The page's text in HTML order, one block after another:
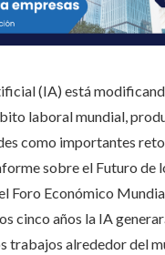
(IA) está
laboral mundial,
como importantes
sobre el Futuro de
Foro Económico
cinco años la IA
trabajos alrededor del